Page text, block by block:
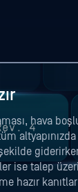
hava
şekilde
ise talep
hazır